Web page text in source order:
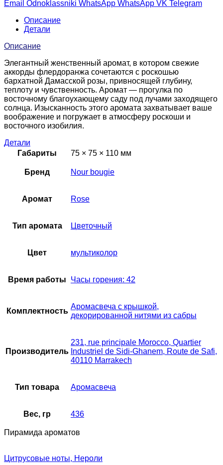
Email Odnoklassniki WhatsApp WhatsApp VK Telegram
Описание
Детали
Описание
Элегантный женственный аромат, в котором свежие
аккорды флердоранжа сочетаются с роскошью
бархатной Дамасской розы, привносящей глубину,
теплоту и чувственность. Аромат — прогулка по
восточному благоухающему саду под лучами заходящего
солнца. Изысканность этого аромата захватывает ваше
воображение и погружает в атмосферу роскоши и
восточного изобилия.
Детали
Габариты
75 × 75 × 110 мм
Бренд Nour bougie
Аромат Rose
Тип аромата Цветочный
Цвет мультиколор
Время работы Часы горения: 42
Комплектность
Аромасвеча с крышкой,
декорированной нитями из сабры
Производитель
231, rue principale Morocco, Quartier
Industriel de Sidi-Ghanem, Route de Safi,
40110 Marrakech
Тип товара Аромасвеча
Вес, гр 436
Пирамида ароматов
Цитрусовые ноты, Нероли